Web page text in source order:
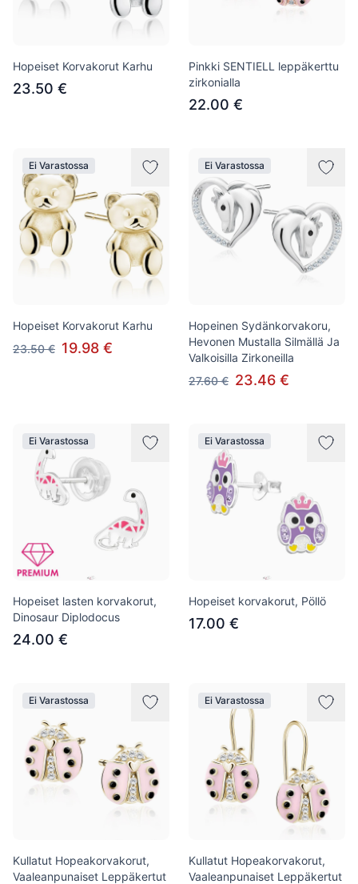
Hopeiset Korvakorut Karhu
23.50 €
Pinkki SENTIELL leppäkerttu
zirkonialla
22.00 €
Ei Varastossa
Hopeiset Korvakorut Karhu
23.50 € 19.98 €
Ei Varastossa
Hopeinen Sydänkorvakoru,
Hevonen Mustalla Silmällä Ja
Valkoisilla Zirkoneilla
27.60 € 23.46 €
Ei Varastossa
Hopeiset lasten korvakorut,
Dinosaur Diplodocus
24.00 €
Ei Varastossa
Hopeiset korvakorut, Pöllö
17.00 €
Ei Varastossa
Kullatut Hopeakorvakorut,
Vaaleanpunaiset Leppäkertut
Ei Varastossa
Kullatut Hopeakorvakorut,
Vaaleanpunaiset Leppäkertut